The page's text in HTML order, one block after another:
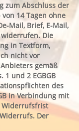
zum Abschluss der
14 Tagen ohne
Mail, Brief, E-Mail,
Die
in Textform,
nicht vor
gemäß
1 und 2 EGBGB
des
in Verbindung mit
Widerrufsfrist
Der